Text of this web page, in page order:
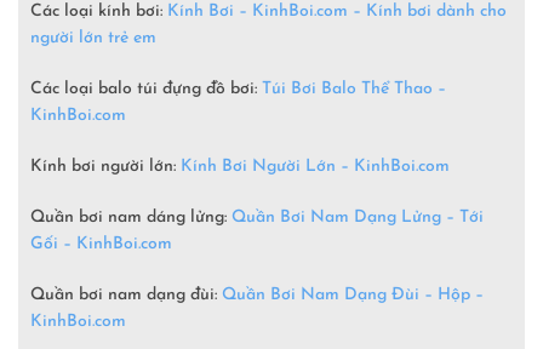
Các loại kính bơi: Kính Bơi – KinhBoi.com – Kính bơi dành cho
người lớn trẻ em
Các loại balo túi đựng đồ bơi: Túi Bơi Balo Thể Thao –
KinhBoi.com
Kính bơi người lớn: Kính Bơi Người Lớn – KinhBoi.com
Quần bơi nam dáng lửng: Quần Bơi Nam Dạng Lửng – Tới
Gối – KinhBoi.com
Quần bơi nam dạng đùi: Quần Bơi Nam Dạng Đùi – Hộp –
KinhBoi.com